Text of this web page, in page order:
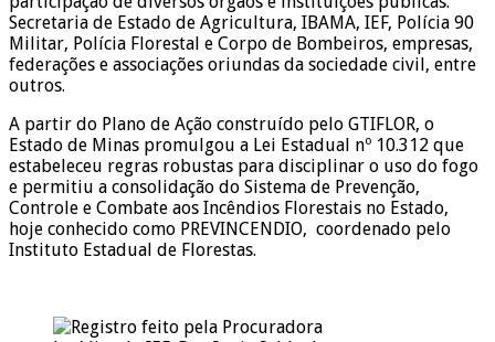
Secretaria de Estado de Agricultura, IBAMA, IEF, Polícia 90
Militar, Polícia Florestal e Corpo de Bombeiros, empresas,
federações e associações oriundas da sociedade civil, entre
outros.
A partir do Plano de Ação construído pelo GTIFLOR, o
Estado de Minas promulgou a Lei Estadual nº 10.312 que
estabeleceu regras robustas para disciplinar o uso do fogo
e permitiu a consolidação do Sistema de Prevenção,
Controle e Combate aos Incêndios Florestais no Estado,
hoje conhecido como PREVINCENDIO, coordenado pelo
Instituto Estadual de Florestas.